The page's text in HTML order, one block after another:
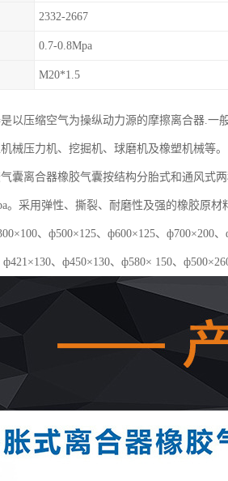
2332-2667
0.7-0.8Mpa
M20*1.5
以压缩空气为操纵动力源的摩擦离合器.一
械压力机、挖掘机、球磨机及橡塑机械等。
囊离合器橡胶气囊按结构分胎式和通风式
。采用弹性、撕裂、耐磨性及强的橡胶原
、ф500×125、ф600×125、ф700×200
、ф450×130、ф580× 150、